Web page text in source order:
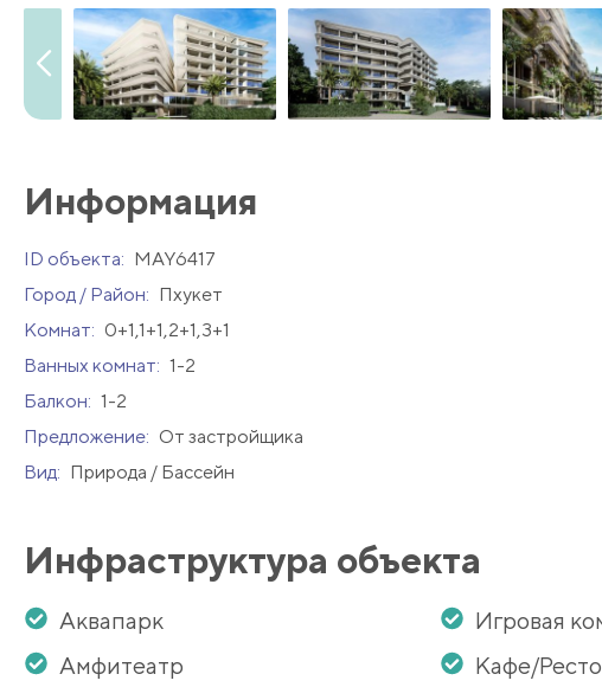
Информация
ID объекта: MAY6417
Город / Район: Пхукет
Комнат: 0+1,1+1,2+1,3+1
Ванных комнат: 1-2
Балкон: 1-2
Предложение: От застройщика
Вид: Природа / Бассейн
Инфраструктура объекта
Аквапарк
Амфитеатр
Игровая
Кафе/